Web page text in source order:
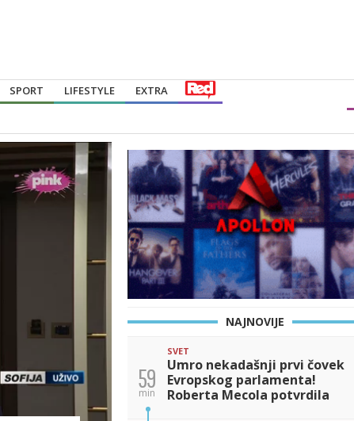
SPORT LIFESTYLE EXTRA
NAJNOVIJE
59
min
SVET
Umro nekadašnji prvi čovek
Evropskog parlamenta!
Roberta Mecola potvrdila